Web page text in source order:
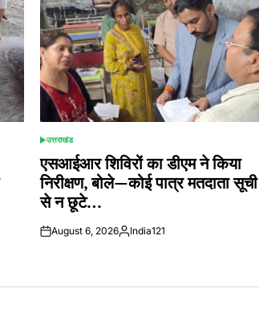
POSTED
IN
उत्तराखंड
एसआईआर शिविरों का डीएम ने किया
निरीक्षण, बोले—कोई पात्र मतदाता सूची
से न छूटे…
August 6, 2026Posted
India121